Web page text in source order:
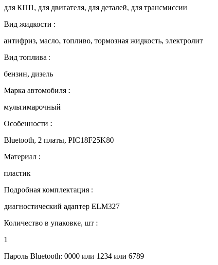
для КПП, для двигателя, для деталей, для трансмиссии
Вид жидкости :
антифриз, масло, топливо, тормозная жидкость, электролит
Вид топлива :
бензин, дизель
Марка автомобиля :
мультимарочный
Особенности :
Bluetooth, 2 платы, PIC18F25K80
Материал :
пластик
Подробная комплектация :
диагностический адаптер ELM327
Количество в упаковке, шт :
1
Пароль Bluetooth: 0000 или 1234 или 6789